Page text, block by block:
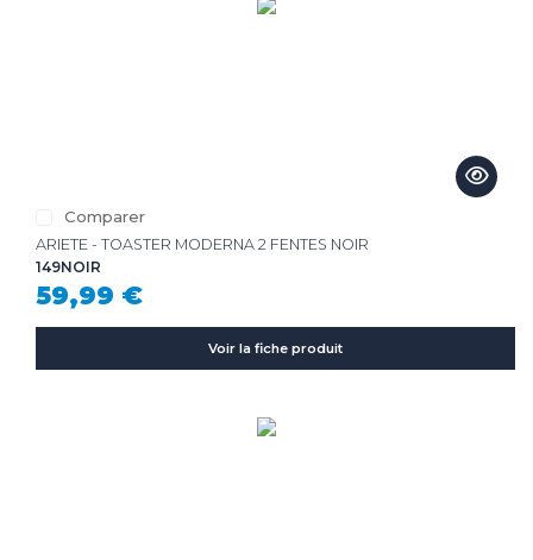
Comparer
ARIETE - TOASTER MODERNA 2 FENTES NOIR
149NOIR
59,99 €
Voir la fiche produit